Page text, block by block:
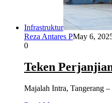
Infrastruktur
Reza Antares PMay 6,
0
Teken
Majalah Intra, Tangerang